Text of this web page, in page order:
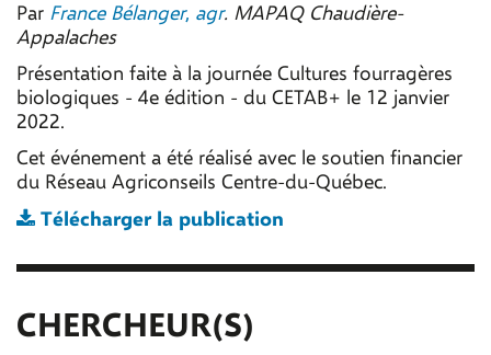
Par France Bélanger, agr. MAPAQ Chaudière-
Appalaches
Présentation faite à la journée Cultures fourragères
biologiques - 4e édition - du CETAB+ le 12 janvier
2022.
Cet événement a été réalisé avec le soutien financier
du Réseau Agriconseils Centre-du-Québec.
Télécharger la publication
CHERCHEUR(S)